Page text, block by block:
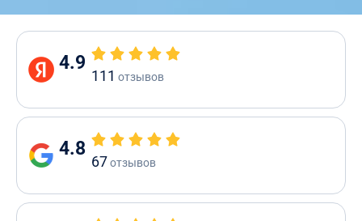
4.9
111 отзывов
4.8
67отзывов